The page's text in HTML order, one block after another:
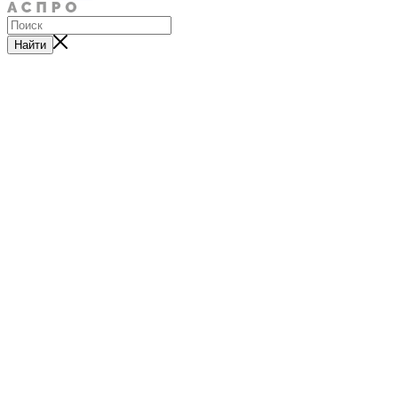
Найти